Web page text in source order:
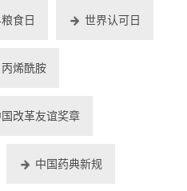
食日 世界认可日
丙烯酰胺
国改革友谊奖章
中国药典新规